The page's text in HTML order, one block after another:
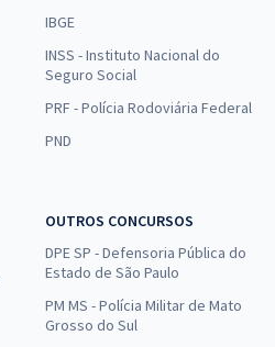
IBGE
INSS - Instituto Nacional do
Seguro Social
PRF - Polícia Rodoviária Federal
PND
OUTROS CONCURSOS
DPE SP - Defensoria Pública do
Estado de São Paulo
PM MS - Polícia Militar de Mato
Grosso do Sul